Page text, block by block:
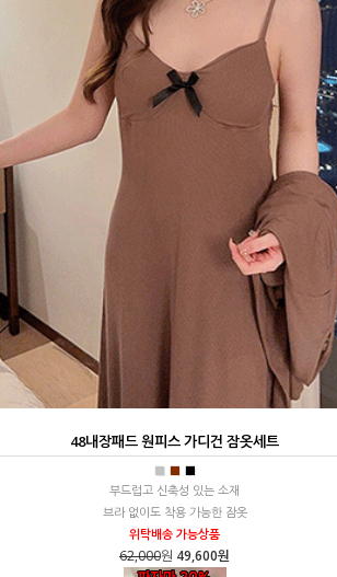
48내장패드 원피스 가디건 잠옷세트
■ ■ ■
부드럽고 신축성 있는 소재
브라 없이도 착용 가능한 잠옷
위탁배송 가능상품
62,000원 49,600원